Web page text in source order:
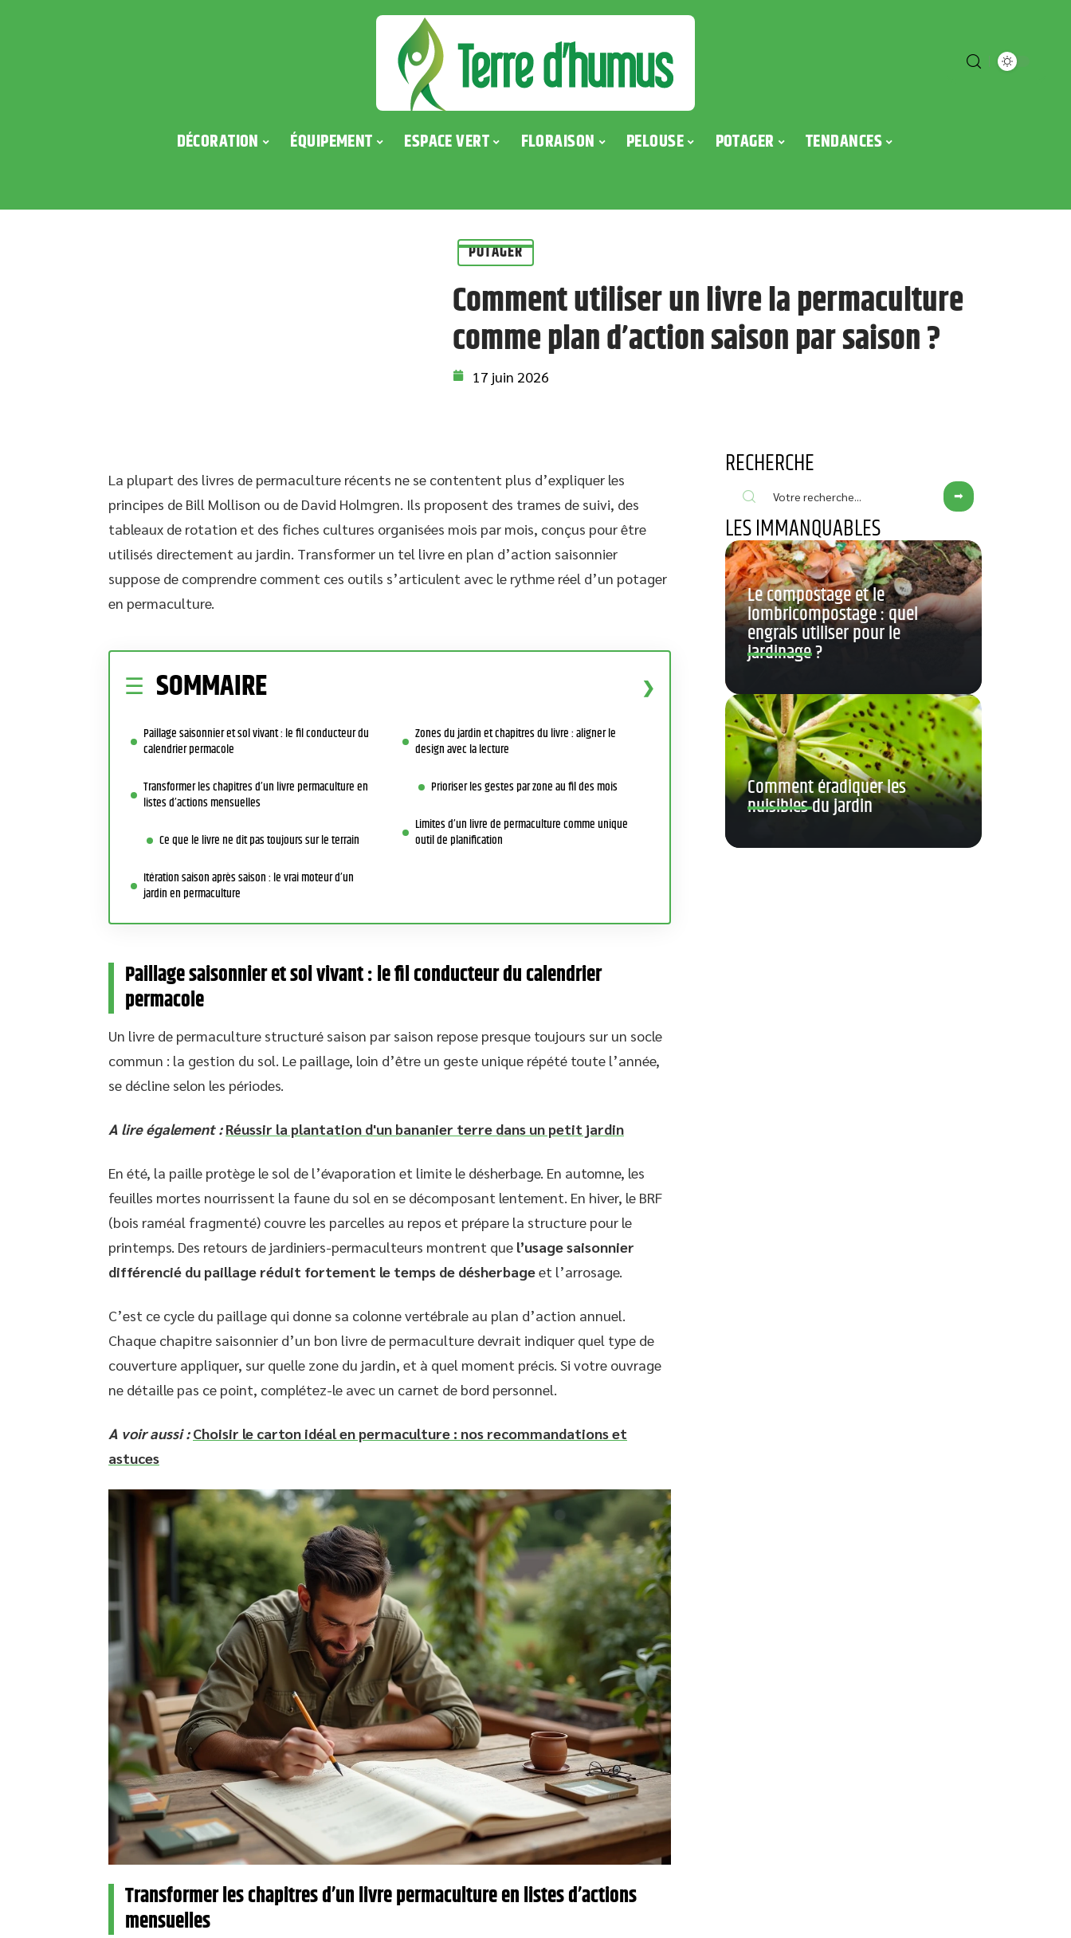
DÉCORATION ÉQUIPEMENT ESPACE VERT FLORAISON PELOUSE POTAGER TENDANCES
POTAGER
Comment utiliser un livre la permaculture
comme plan d’action saison par saison ?
17 juin 2026
La plupart des livres de permaculture récents ne se contentent plus d’expliquer les
principes de Bill Mollison ou de David Holmgren. Ils proposent des trames de suivi, des
tableaux de rotation et des fiches cultures organisées mois par mois, conçus pour être
utilisés directement au jardin. Transformer un tel livre en plan d’action saisonnier
suppose de comprendre comment ces outils s’articulent avec le rythme réel d’un potager
en permaculture.
SOMMAIRE
Paillage saisonnier et sol vivant : le fil conducteur du
calendrier permacole
Transformer les chapitres d’un livre permaculture en
listes d’actions mensuelles
Ce que le livre ne dit pas toujours sur le terrain
Itération saison après saison : le vrai moteur d’un
jardin en permaculture
Zones du jardin et chapitres du livre : aligner le
design avec la lecture
Prioriser les gestes par zone au fil des mois
Limites d’un livre de permaculture comme unique
outil de planification
Paillage saisonnier et sol vivant : le fil conducteur du calendrier
permacole
Un livre de permaculture structuré saison par saison repose presque toujours sur un socle
commun : la gestion du sol. Le paillage, loin d’être un geste unique répété toute l’année,
se décline selon les périodes.
A lire également : Réussir la plantation d'un bananier terre dans un petit jardin
En été, la paille protège le sol de l’évaporation et limite le désherbage. En automne, les
feuilles mortes nourrissent la faune du sol en se décomposant lentement. En hiver, le BRF
(bois raméal fragmenté) couvre les parcelles au repos et prépare la structure pour le
printemps. Des retours de jardiniers-permaculteurs montrent que l’usage saisonnier
différencié du paillage réduit fortement le temps de désherbageet l’arrosage.
C’est ce cycle du paillage qui donne sa colonne vertébrale au plan d’action annuel.
Chaque chapitre saisonnier d’un bon livre de permaculture devrait indiquer quel type de
couverture appliquer, sur quelle zone du jardin, et à quel moment précis. Si votre ouvrage
ne détaille pas ce point, complétez-le avec un carnet de bord personnel.
A voir aussi : Choisir le carton idéal en permaculture : nos recommandations et
astuces
Transformer les chapitres d’un livre permaculture en listes d’actions
mensuelles
RECHERCHE
LES IMMANQUABLES
Le compostage et le
lombricompostage : quel
engrais utiliser pour le
jardinage ?
Comment éradiquer les
nuisibles du jardin